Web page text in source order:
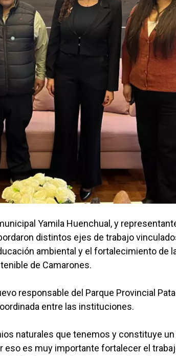
Yamila Huenchual, y
distintos ejes de trabajo
ambiental y el fortalecimiento de
de Camarones.
responsable del Parque Provincial
entre las instituciones.
naturales que tenemos y constituye
eso es muy importante fortalecer el